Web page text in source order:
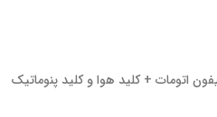
+ کلید هوا و کلید پنوماتیک